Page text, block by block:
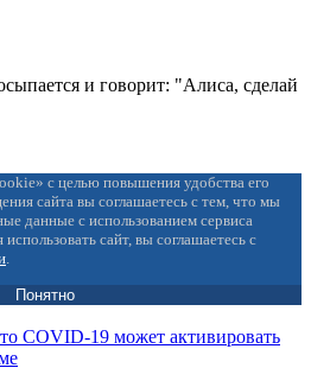
и говорит: "Алиса, сделай
с целью повышения удобства его
сайта вы соглашаетесь с тем, что мы
данные с использованием сервиса
сайт, вы соглашаетесь с
.
Понятно